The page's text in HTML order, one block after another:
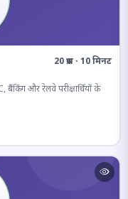
20 प्रश्न · 10 मिनट
बैंकिंग और रेलवे परीक्षार्थियों के